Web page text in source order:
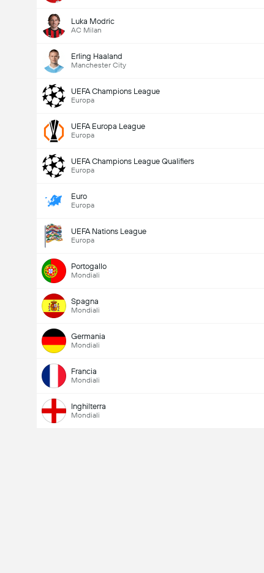
Luka Modric
AC Milan
Erling Haaland
Manchester City
UEFA Champions League
Europa
UEFA Europa League
Europa
UEFA Champions League Qualifiers
Europa
Euro
Europa
UEFA Nations League
Europa
Portogallo
Mondiali
Spagna
Mondiali
Germania
Mondiali
Francia
Mondiali
Inghilterra
Mondiali